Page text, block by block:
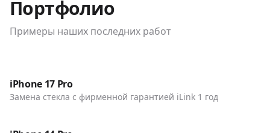
Портфолио
Примеры наших последних работ
Телефоны
iPhone 17 Pro
Замена стекла с фирменной гарантией iLink 1 год
До / После